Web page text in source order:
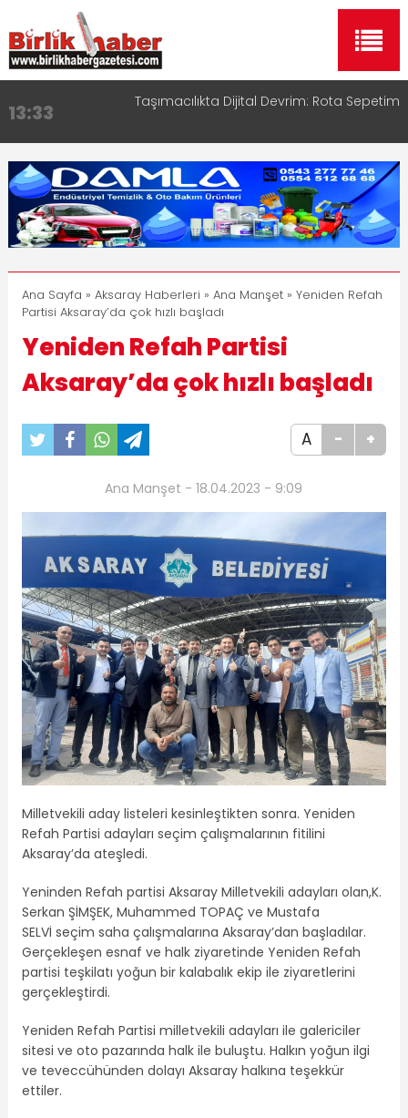
17:15
Aksaray OSB Bölge Müdürü Makam Koltuğunu
16:00
Aksaray Esnaf Rehberi ile Google ve Yapay Zeka
Aramalarında Öne Çıkın
8:23 Aksaray Esnaf Rehberi Hizmete Girdi
11:30
Birlikhaber.com Yayın Hayatına Başladı | Hızlı ve
Akıllı Haber Platformu
13:33 Taşımacılıkta Dijital Devrim: Rota Sepetim
Ana Sayfa » Aksaray Haberleri » Ana Manşet» Yeniden Refah
Partisi Aksaray’da çok hızlı başladı
Yeniden Refah Partisi
Aksaray’da çok hızlı başladı
A - +
Ana Manşet - 18.04.2023 - 9:09
Milletvekili aday listeleri kesinleştikten sonra. Yeniden
Refah Partisi adayları seçim çalışmalarının fitilini
Aksaray’da ateşledi.
Yeninden Refah partisi Aksaray Milletvekili adayları olan,K.
Serkan ŞİMŞEK, Muhammed TOPAÇ ve Mustafa
SELVİ seçim saha çalışmalarına Aksaray’dan başladılar.
Gerçekleşen esnaf ve halk ziyaretinde Yeniden Refah
partisi teşkilatı yoğun bir kalabalık ekip ile ziyaretlerini
gerçekleştirdi.
Yeniden Refah Partisi milletvekili adayları ile galericiler
sitesi ve oto pazarında halk ile buluştu. Halkın yoğun ilgi
ve teveccühünden dolayı Aksaray halkına teşekkür
ettiler.